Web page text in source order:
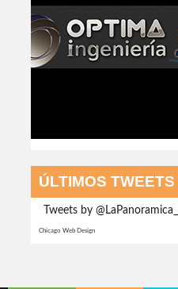
ÚLTIMOS TWEETS
Tweets by @LaPanoramica__
Chicago Web Design